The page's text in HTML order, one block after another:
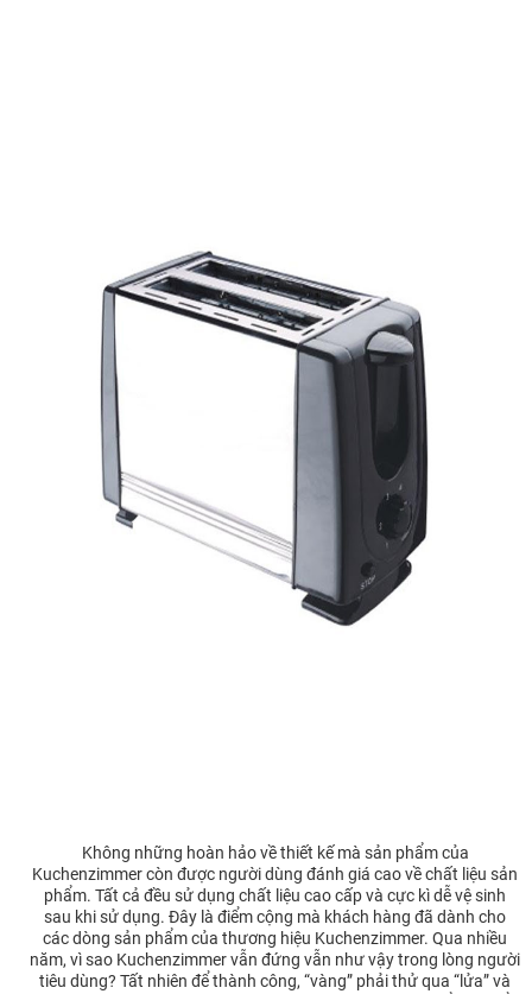
Không những hoàn hảo về thiết kế mà sản phẩm của
Kuchenzimmer còn được người dùng đánh giá cao về chất liệu sản
phẩm. Tất cả đều sử dụng chất liệu cao cấp và cực kì dễ vệ sinh
sau khi sử dụng. Đây là điểm cộng mà khách hàng đã dành cho
các dòng sản phẩm của thương hiệu Kuchenzimmer. Qua nhiều
năm, vì sao Kuchenzimmer vẫn đứng vẫn như vậy trong lòng người
tiêu dùng? Tất nhiên để thành công, “vàng” phải thử qua “lửa” và